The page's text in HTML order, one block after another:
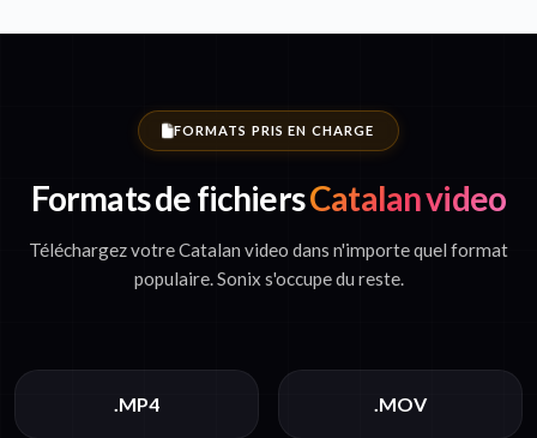
FORMATS PRIS EN CHARGE
Formats de fichiersCatalan video
Téléchargez votre Catalan video dans n'importe quel format
populaire. Sonix s'occupe du reste.
.MP4 .MOV